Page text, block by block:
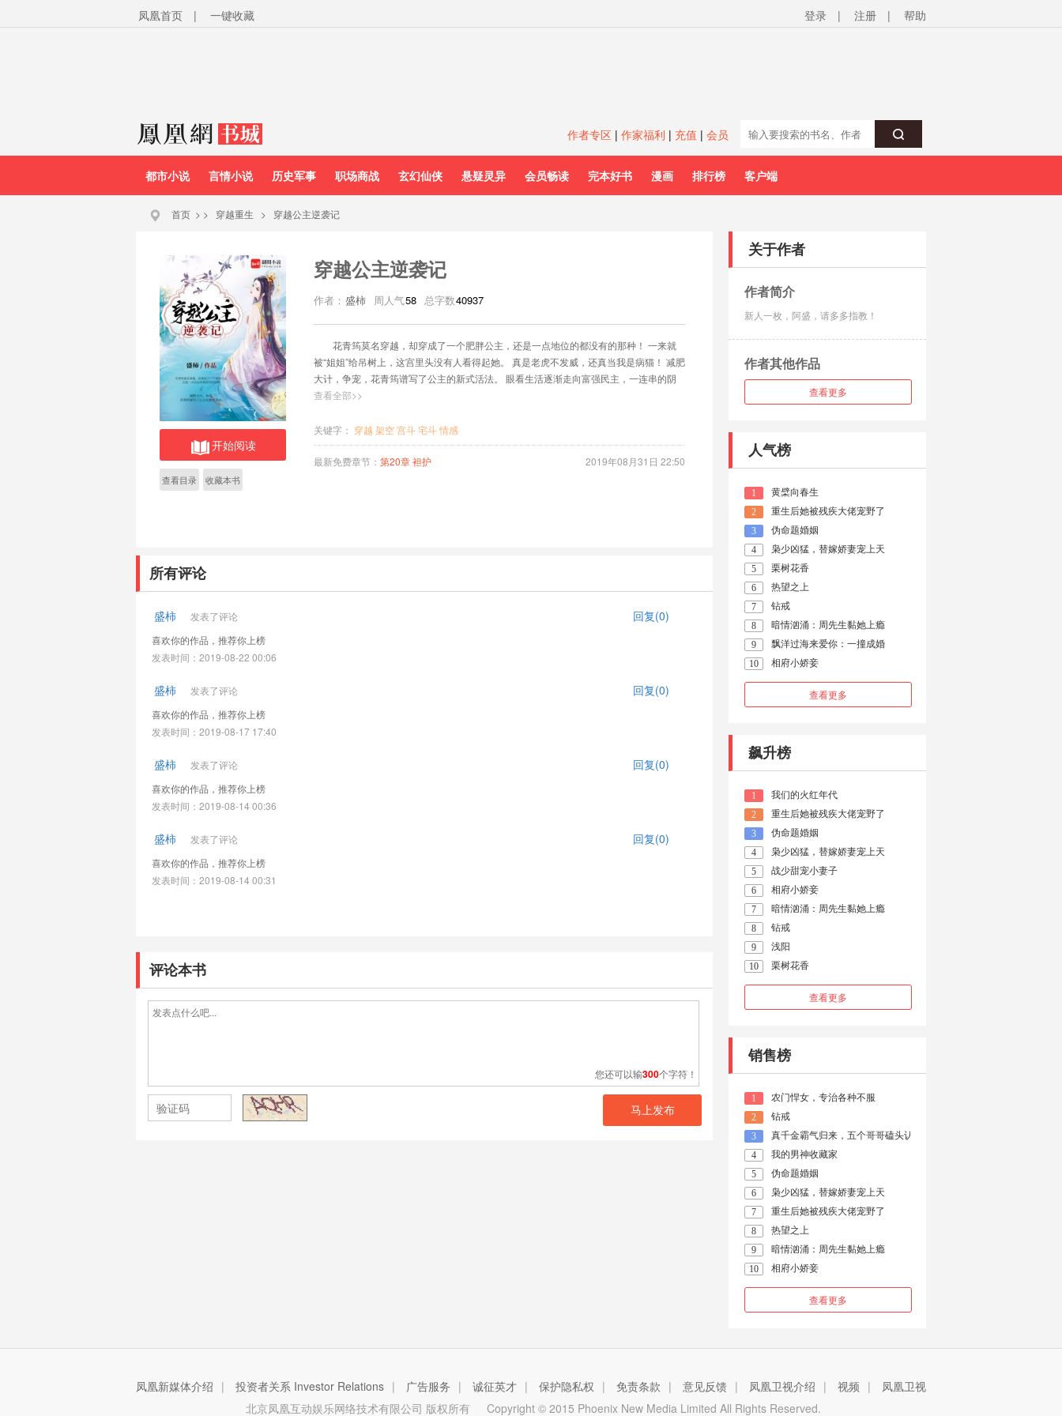
登录 | 注册 | 帮助
凤凰首页 | 一键收藏
作者专区 | 作家福利 | 充值 | 会员
都市小说 言情小说 历史军事 职场商战 玄幻仙侠 悬疑灵异 会员畅读 完本好书 漫画 排行榜 客户端
首页 > > 穿越重生 > 穿越公主逆袭记
开始阅读
查看目录 收藏本书
穿越公主逆袭记
作者： 盛柿 周人气58 总字数40937
花青筠莫名穿越，却穿成了一个肥胖公主，还是一点地位的都没有的那种！ 一来就
被“姐姐”给吊树上，这宫里头没有人看得起她。 真是老虎不发威，还真当我是病猫！ 减肥
大计，争宠，花青筠谱写了公主的新式活法。 眼看生活逐渐走向富强民主，一连串的阴
谋却迎面袭来，让她很是猝不及防，更是无处躲藏。 这时候，她的命定之人前来营救，
查看全部>>
关键字： 穿越 架空宫斗宅斗情感
最新免费章节： 第20章 袒护 2019年08月31日 22:50
所有评论
回复(0)
盛柿
发表了评论
喜欢你的作品，推荐你上榜
发表时间：2019-08-22 00:06
回复(0)
盛柿
发表了评论
喜欢你的作品，推荐你上榜
发表时间：2019-08-17 17:40
回复(0)
盛柿
发表了评论
喜欢你的作品，推荐你上榜
发表时间：2019-08-14 00:36
回复(0)
盛柿
发表了评论
喜欢你的作品，推荐你上榜
发表时间：2019-08-14 00:31
评论本书
您还可以输300个字符！
马上发布
关于作者
作者简介
新人一枚，阿盛，请多多指教！
作者其他作品
查看更多
人气榜
1 黄檗向春生
2 重生后她被残疾大佬宠野了
3 伪命题婚姻
4 枭少凶猛，替嫁娇妻宠上天
5 栗树花香
6 热望之上
7 钻戒
8 暗情汹涌：周先生黏她上瘾
9 飘洋过海来爱你：一撞成婚
10 相府小娇妾
查看更多
飙升榜
1 我们的火红年代
2 重生后她被残疾大佬宠野了
3 伪命题婚姻
4 枭少凶猛，替嫁娇妻宠上天
5 战少甜宠小妻子
6 相府小娇妾
7 暗情汹涌：周先生黏她上瘾
8 钻戒
9 浅阳
10 栗树花香
查看更多
销售榜
1 农门悍女，专治各种不服
2 钻戒
3 真千金霸气归来，五个哥哥磕头认错
4 我的男神收藏家
5 伪命题婚姻
6 枭少凶猛，替嫁娇妻宠上天
7 重生后她被残疾大佬宠野了
8 热望之上
9 暗情汹涌：周先生黏她上瘾
10 相府小娇妾
查看更多
凤凰新媒体介绍 | 投资者关系 Investor Relations | 广告服务 | 诚征英才 | 保护隐私权 | 免责条款 | 意见反馈 | 凤凰卫视介绍 | 视频 |
凤凰卫视
北京凤凰互动娱乐网络技术有限公司 版权所有
Copyright © 2015 Phoenix New Media Limited All Rights Reserved.